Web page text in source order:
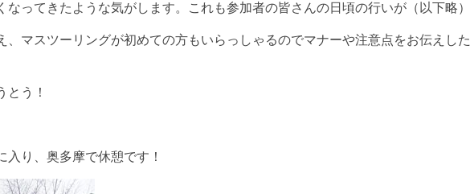
なってきたような気がします。これも参加者の皆さんの日頃の行いが（以下略）
、マスツーリングが初めての方もいらっしゃるのでマナーや注意点をお伝えした
とう！
入り、奥多摩で休憩です！